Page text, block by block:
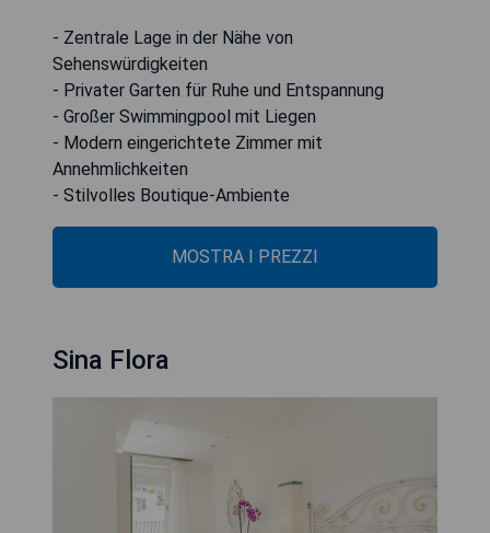
- Zentrale Lage in der Nähe von
Sehenswürdigkeiten
- Privater Garten für Ruhe und Entspannung
- Großer Swimmingpool mit Liegen
- Modern eingerichtete Zimmer mit
Annehmlichkeiten
- Stilvolles Boutique-Ambiente
MOSTRA I PREZZI
Sina Flora